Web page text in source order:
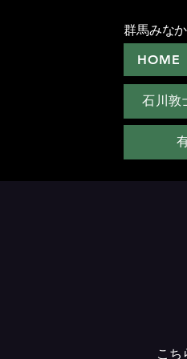
群馬みな
HOME
石川敦
こち